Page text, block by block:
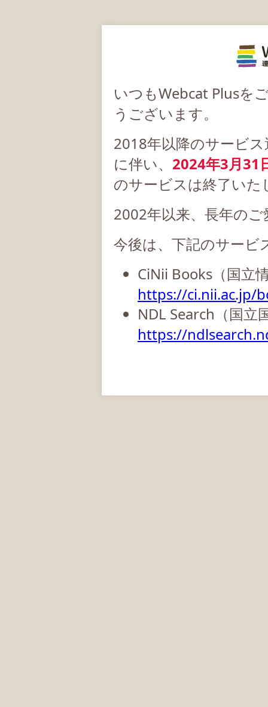
いつもWebcat Plusを
うございます。
2018年以降のサービ
に伴い、 2024年3月31
のサービスは終了いた
2002年以来、長年の
今後は、下記のサービ
CiNii Books（国立
https://ci.nii.ac.jp/
NDL Search（国立
https://